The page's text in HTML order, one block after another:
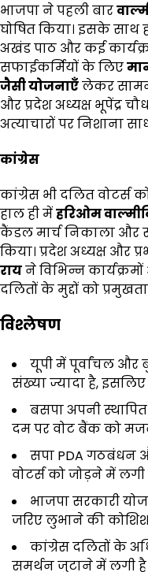
भाजपा ने पहली बार
घोषित किया। इसके साथ
अखंड पाठ और कई
सफाईकर्मियों के लिए
जैसी योजनाएँलेकर
और प्रदेश अध्यक्ष भूपेंद्र
अत्याचारों पर निशाना
कांग्रेस
कांग्रेस भी दलित वोटर्स
हाल ही मेंहरिओम
कैंडल मार्च निकाला और
किया। प्रदेश अध्यक्ष और
रायने विभिन्न
दलितों के मुद्दों को प्रमुखता
विश्लेषण
यूपी में पूर्वांचल और
संख्या ज्यादा है, इसलिए
बसपा अपनी
दम पर वोट बैंक को
सपा PDA गठबंधन
वोटर्स को जोड़ने में लगी
भाजपा सरकारी
जरिए लुभाने की कोशिश
कांग्रेस दलितों के
समर्थन जुटाने में लगी